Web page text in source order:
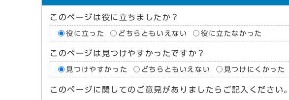
このページは役に立ちましたか？
役に立った どちらともいえない 役に立たなかった
このページは見つけやすかったですか？
見つけやすかった どちらともいえない 見つけにくかった
このページに関してのご意見がありましたらご記入ください。